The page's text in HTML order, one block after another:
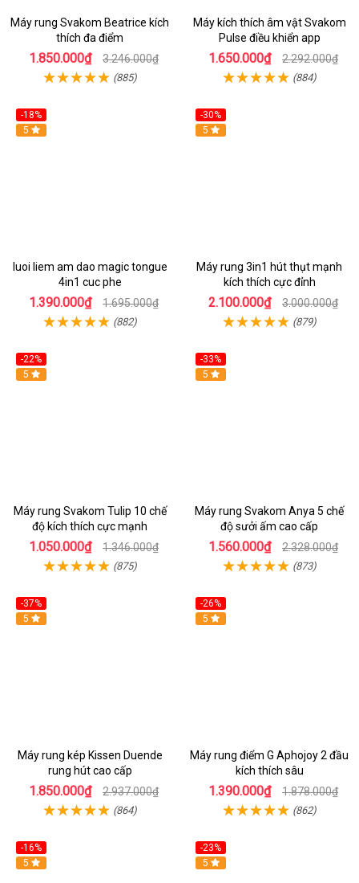
Máy rung Svakom Beatrice kích
thích đa điểm
1.850.000₫ 3.246.000₫
(885)
Máy kích thích âm vật Svakom
Pulse điều khiển app
1.650.000₫ 2.292.000₫
(884)
-18%
Hot
5
luoi liem am dao magic tongue
4in1 cuc phe
1.390.000₫ 1.695.000₫
(882)
-30%
Hot
5
Máy rung 3in1 hút thụt mạnh
kích thích cực đỉnh
2.100.000₫ 3.000.000₫
(879)
-22%
Hot
5
Máy rung Svakom Tulip 10 chế
độ kích thích cực mạnh
1.050.000₫ 1.346.000₫
(875)
-33%
Hot
5
Máy rung Svakom Anya 5 chế
độ sưởi ấm cao cấp
1.560.000₫ 2.328.000₫
(873)
-37%
Hot
5
Máy rung kép Kissen Duende
rung hút cao cấp
1.850.000₫ 2.937.000₫
(864)
-26%
Hot
5
Máy rung điểm G Aphojoy 2 đầu
kích thích sâu
1.390.000₫ 1.878.000₫
(862)
-16%
Hot
5
-23%
Hot
5